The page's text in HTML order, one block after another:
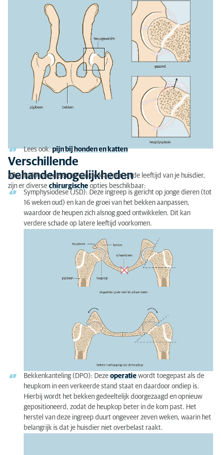
Lees ook:pijn bij honden en katten
Verschillende
behandelmogelijkheden
Afhankelijk van de ernst van de klachten en de leeftijd van je huisdier,
zijn er diverse chirurgische opties beschikbaar:
Symphysiodese (JSD): Deze ingreep is gericht op jonge dieren (tot
16 weken oud) en kan de groei van het bekken aanpassen,
waardoor de heupen zich alsnog goed ontwikkelen. Dit kan
verdere schade op latere leeftijd voorkomen.
Bekkenkanteling (DPO): Deze operatie wordt toegepast als de
heupkom in een verkeerde stand staat en daardoor ondiep is.
Hierbij wordt het bekken gedeeltelijk doorgezaagd en opnieuw
gepositioneerd, zodat de heupkop beter in de kom past. Het
herstel van deze ingreep duurt ongeveer zeven weken, waarin het
belangrijk is dat je huisdier niet overbelast raakt.